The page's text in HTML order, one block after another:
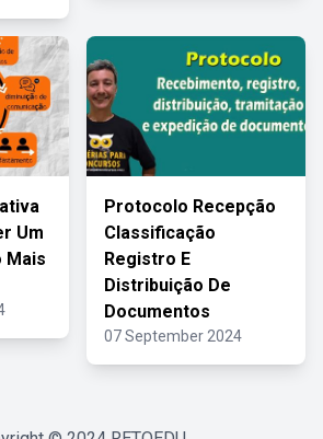
Um
Mais
Protocolo Recepção
Classificação
Registro E
Distribuição De
Documentos
07 September 2024